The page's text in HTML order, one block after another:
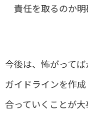
責任を取るのか明
今後は、怖がって
ガイドラインを作
合っていくことが